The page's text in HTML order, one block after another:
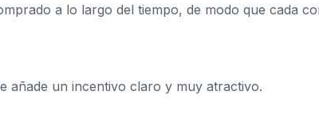
a lo largo del tiempo, de modo que cada
añade un incentivo claro y muy atractivo.